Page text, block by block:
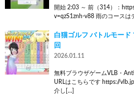
開始 2:03 ～ 前（314）：
v=qzS1znh-v88 雨のコースは
白猫ゴルフ バトルモード
回
2026.01.11
無料ブラウザゲームVLB・
URLはこちらです https://
介し[…]